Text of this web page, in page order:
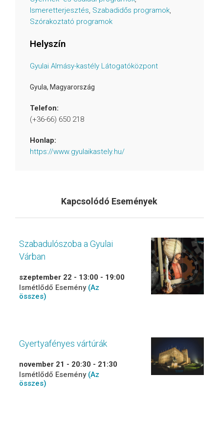
Ismeretterjesztés, Szabadidős programok,
Szórakoztató programok
Helyszín
Gyulai Almásy-kastély Látogatóközpont
Gyula, Magyarország
Telefon:
(+36-66) 650 218
Honlap:
https://www.gyulaikastely.hu/
Kapcsolódó Események
Szabadulószoba a Gyulai
Várban
szeptember 22 - 13:00 - 19:00
Ismétlődő Esemény (Az
összes)
Gyertyafényes vártúrák
november 21 - 20:30 - 21:30
Ismétlődő Esemény (Az
összes)